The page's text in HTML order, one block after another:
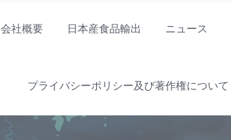
会社概要 日本産食品輸出 ニュース
プライバシーポリシー及び著作権について